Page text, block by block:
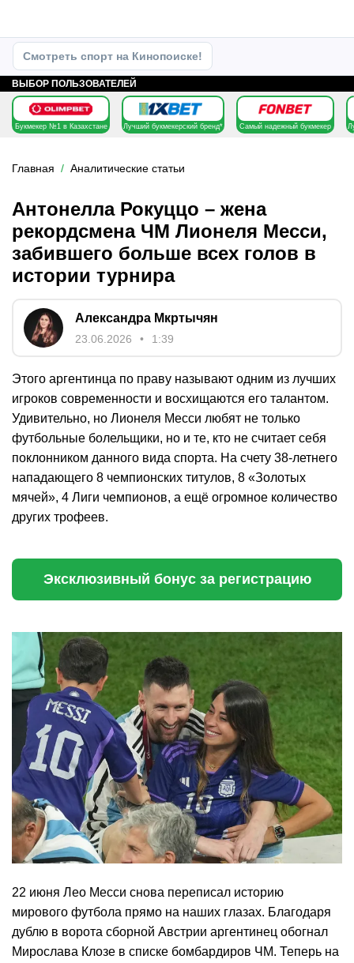
Смотреть спорт на Кинопоиске!
ВЫБОР ПОЛЬЗОВАТЕЛЕЙ
Букмекер №1 в Казахстане Лучший букмекерский бренд* Самый надежный букмекер
Главная Аналитические статьи
Антонелла Рокуццо – жена
рекордсмена ЧМ Лионеля Месси,
забившего больше всех голов в
истории турнира
Александра Мкртычян
23.06.2026 1:39
Этого аргентинца по праву называют одним из лучших
игроков современности и восхищаются его талантом.
Удивительно, но Лионеля Месси любят не только
футбольные болельщики, но и те, кто не считает себя
поклонником данного вида спорта. На счету 38-летнего
нападающего 8 чемпионских титулов, 8 «Золотых
мячей», 4 Лиги чемпионов, а ещё огромное количество
других трофеев.
Эксклюзивный бонус за регистрацию
22 июня Лео Месси снова переписал историю
мирового футбола прямо на наших глазах. Благодаря
дублю в ворота сборной Австрии аргентинец обогнал
Мирослава Клозе в списке бомбардиров ЧМ. Теперь на